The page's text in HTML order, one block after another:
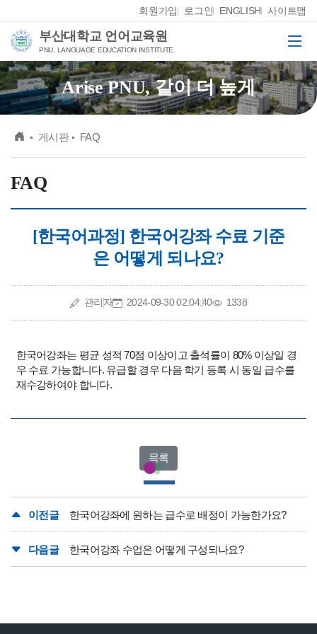
회원가입 로그인 ENGLISH 사이트맵
부산대학교 언어교육원
PNU, LANGUAGE EDUCATION INSTITUTE.
메뉴
Arise PNU, 같이 더 높게
메인게시판 FAQ
FAQ
[한국어과정] 한국어강좌 수료 기준
은 어떻게 되나요?
작성자
관리자 작성일
2024-09-30 02:04:40 조회수
1338
한국어강좌는 평균 성적 70점 이상이고 출석률이 80% 이상일 경
우 수료 가능합니다. 유급할 경우 다음 학기 등록 시 동일 급수를
재수강하여야 합니다.
목록
이전글 한국어강좌에 원하는 급수로 배정이 가능한가요?
다음글 한국어강좌 수업은 어떻게 구성되나요?